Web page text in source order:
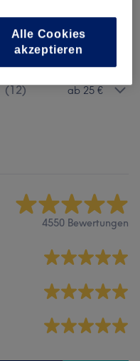
ab 20 €
ab 9 €
(12) ab 25 €
4550 Bewertungen
Alle Cookies
akzeptieren